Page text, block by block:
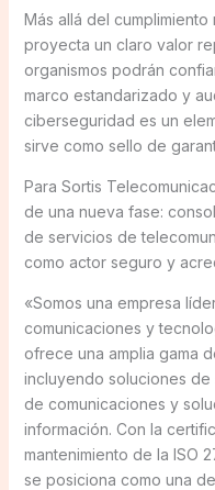
Más allá del
proyecta un claro valor
organismos podrán
marco estandarizado y
ciberseguridad es un
sirve como sello de
Para Sortis
de una nueva fase:
de servicios de
como actor seguro y
«Somos una empresa
comunicaciones y
ofrece una amplia gama
incluyendo soluciones
de comunicaciones y
información. Con la
mantenimiento de la ISO
se posiciona como una